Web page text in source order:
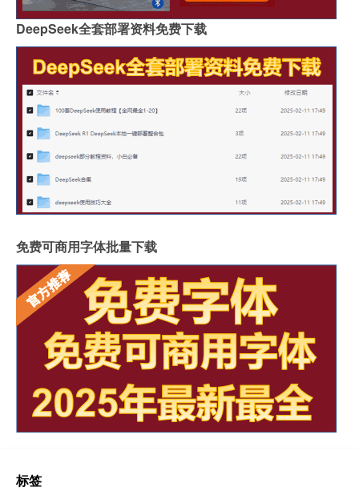
DeepSeek全套部署资料免费下载
免费可商用字体批量下载
标签